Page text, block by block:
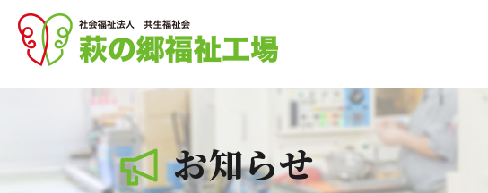
お知らせ